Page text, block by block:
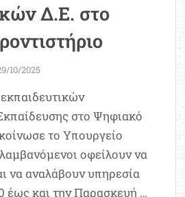
Δ.E. στο
10/2025
στο Ψηφιακό
το Υπουργείο
οφείλουν να
να αναλάβουν υπηρεσία
έως και την Παρασκευή …